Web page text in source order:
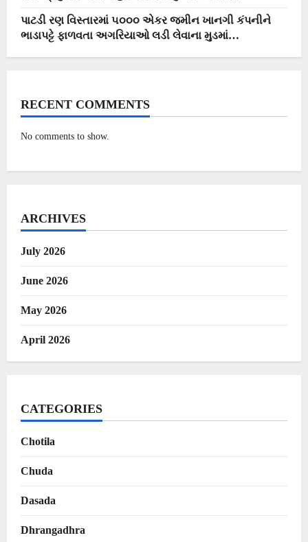
પાટડી રણ વિસ્તારમાં ૫૦૦૦ એકર જમીન ખાનગી કંપનીને
ભાડાપટ્ટે ફાળવતા અગરિયાઓ લડી લેવાના મુડમાં…
RECENT COMMENTS
No comments to show.
ARCHIVES
July 2026
June 2026
May 2026
April 2026
CATEGORIES
Chotila
Chuda
Dasada
Dhrangadhra